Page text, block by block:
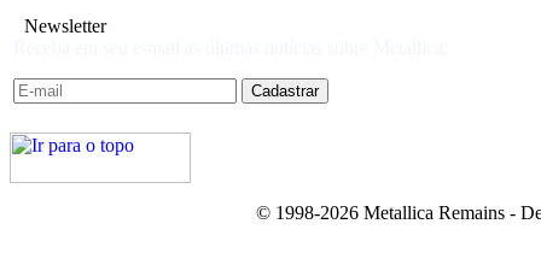
Newsletter
© 1998-2026 Metallica Remains -